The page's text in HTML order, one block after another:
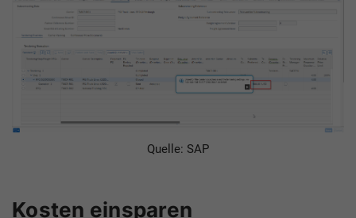
Quelle: SAP
Kosten einsparen